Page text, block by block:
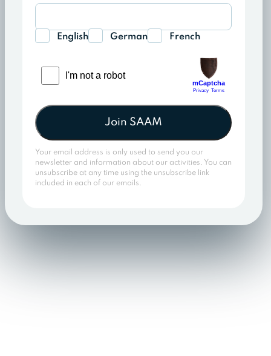
English German French
Join SAAM
Your email address is only used to send you our
newsletter and information about our activities. You can
unsubscribe at any time using the unsubscribe link
included in each of our emails.